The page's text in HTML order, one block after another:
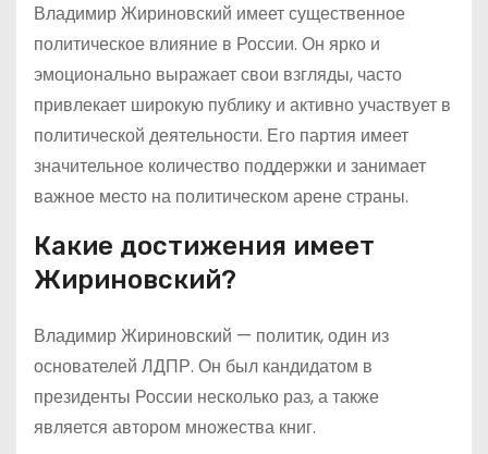
Владимир Жириновский имеет существенное
политическое влияние в России. Он ярко и
эмоционально выражает свои взгляды, часто
привлекает широкую публику и активно участвует в
политической деятельности. Его партия имеет
значительное количество поддержки и занимает
важное место на политическом арене страны.
Какие достижения имеет
Жириновский?
Владимир Жириновский — политик, один из
основателей ЛДПР. Он был кандидатом в
президенты России несколько раз, а также
является автором множества книг.